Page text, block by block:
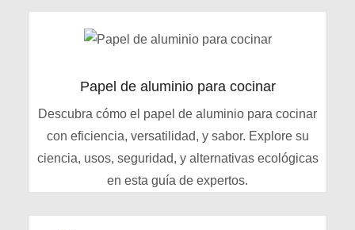
Papel de aluminio para cocinar
Descubra cómo el papel de aluminio para cocinar
con eficiencia, versatilidad, y sabor. Explore su
ciencia, usos, seguridad, y alternativas ecológicas
en esta guía de expertos.